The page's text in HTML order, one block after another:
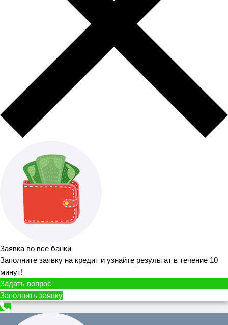
Заявка во все банки
Заполните заявку на кредит и узнайте результат в течение 10
минут!
Задать вопрос
Заполнить заявку